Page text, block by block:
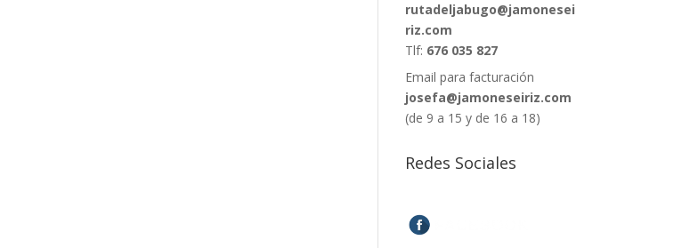
rutadeljabugo@jamonesei
riz.com
Tlf: 676 035 827
Email para facturación
josefa@jamoneseiriz.com
(de 9 a 15 y de 16 a 18)
Redes Sociales